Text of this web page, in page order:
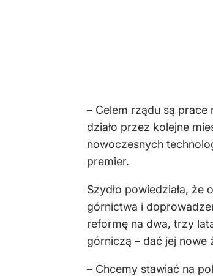
– Celem rządu są prace
działo przez kolejne
nowoczesnych
premier.
Szydło powiedziała,
górnictwa i
reformę na dwa, trzy
górniczą – dać jej nowe
– Chcemy stawiać na